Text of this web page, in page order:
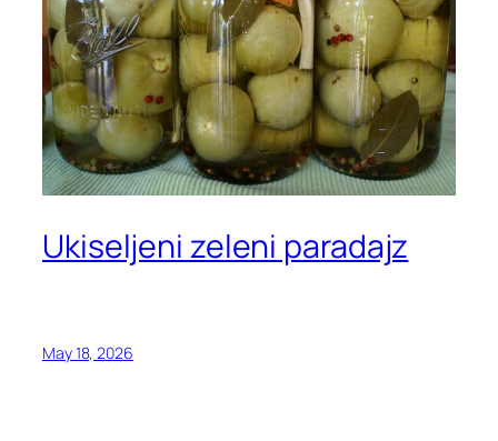
Ukiseljeni zeleni paradajz
May 18, 2026